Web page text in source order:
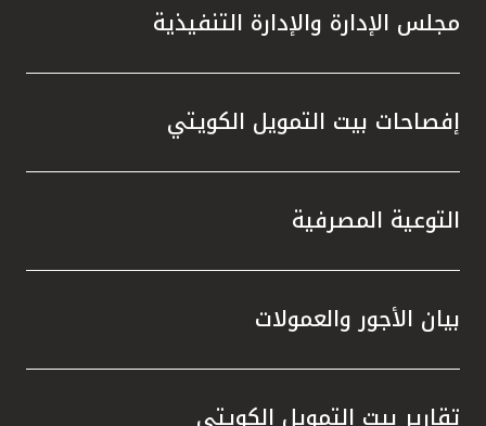
مجلس الإدارة والإدارة التنفيذية
إفصاحات بيت التمويل الكويتي
التوعية المصرفية
بيان الأجور والعمولات
تقارير بيت التمويل الكويتي